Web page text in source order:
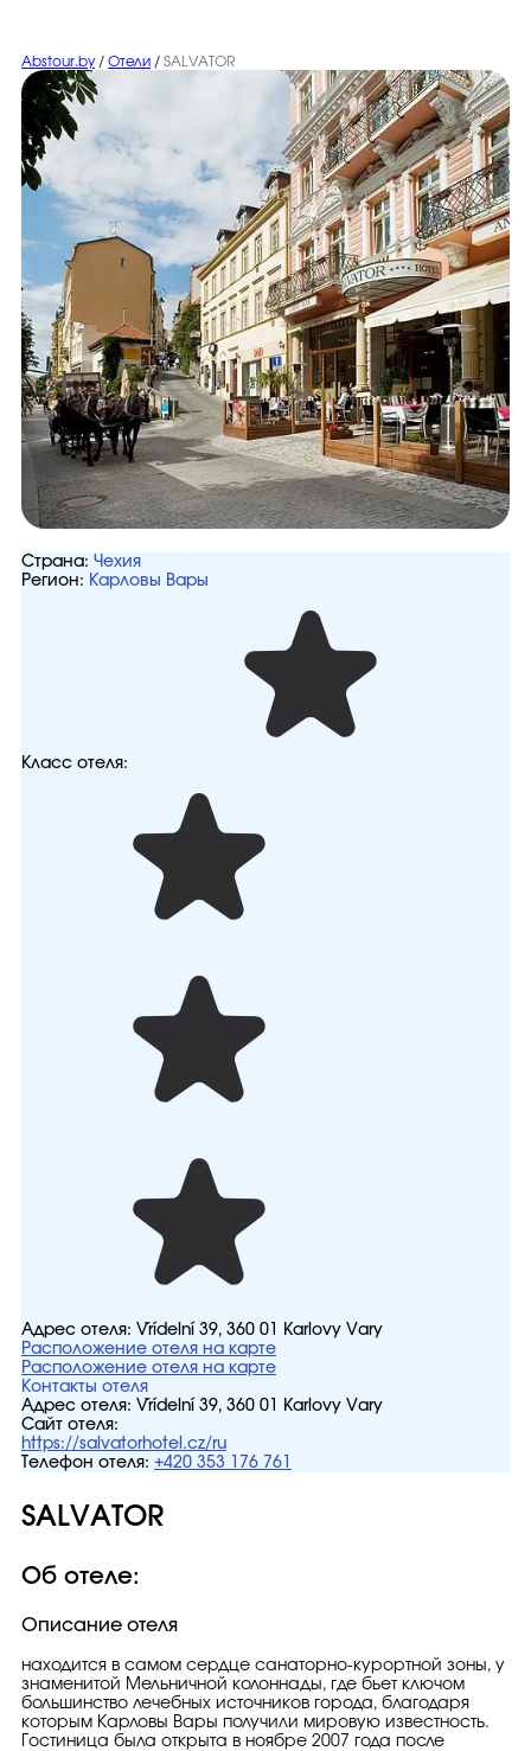
Abstour.by / Отели / SALVATOR
Страна: Чехия
Регион: Карловы Вары
Класс отеля:
Адрес отеля: Vřídelní 39, 360 01 Karlovy Vary
Расположение отеля на карте
Расположение отеля на карте
Контакты отеля
Адрес отеля: Vřídelní 39, 360 01 Karlovy Vary
Сайт отеля:
https://salvatorhotel.cz/ru
Телефон отеля: +420 353 176 761
SALVATOR
Об отеле:
Описание отеля
находится в самом сердце санаторно-курортной зоны, у
знаменитой Мельничной колоннады, где бьет ключом
большинство лечебных источников города, благодаря
которым Карловы Вары получили мировую известность.
Гостиница была открыта в ноябре 2007 года после